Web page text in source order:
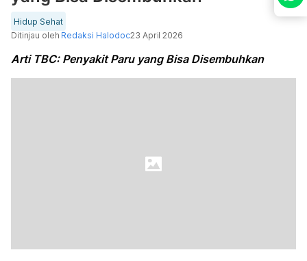
Hidup Sehat
Ditinjau oleh Redaksi Halodoc23 April 2026
Arti TBC: Penyakit Paru yang Bisa Disembuhkan